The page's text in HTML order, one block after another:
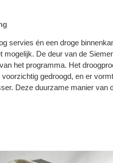
servies én een droge
mogelijk. De deur van de
het programma. Het
gedroogd, en er
Deze duurzame manier van